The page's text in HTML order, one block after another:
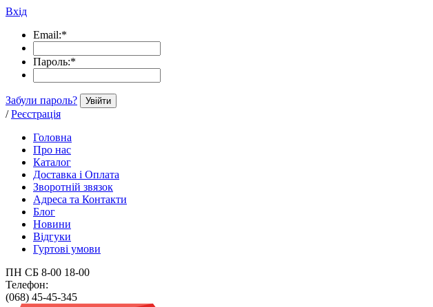
Вхід
Email:*
Пароль:*
Забули пароль? Увійти
/ Реєстрація
Головна
Про нас
Каталог
Доставка і Оплата
Зворотній звязок
Адреса та Контакти
Блог
Новини
Відгуки
Гуртові умови
ПН СБ 8-00 18-00
Телефон:
(068) 45-45-345